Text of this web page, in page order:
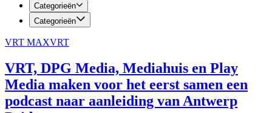
Categorieën
Categorieën
VRT MAXVRT
VRT, DPG Media, Mediahuis en Play
Media maken voor het eerst samen een
podcast naar aanleiding van Antwerp